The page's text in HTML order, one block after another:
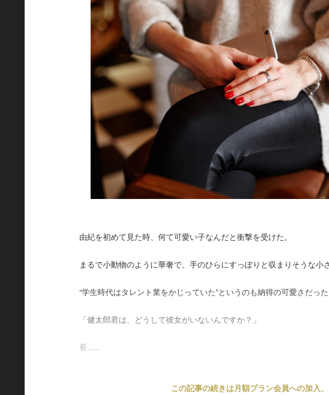
由紀を初めて見た時、何て可愛い子なんだと衝撃を受けた。
まるで小動物のように華奢で、手のひらにすっぽりと収まりそうな小
“学生時代はタレント業をかじっていた”というのも納得の可愛さだった
「健太郎君は、どうして彼女がいないんですか？」
長......
この記事の続きは月額プラン会員への加入、